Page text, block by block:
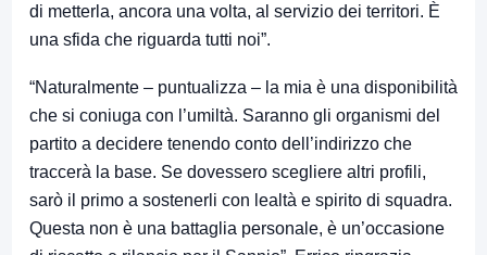
di metterla, ancora una volta, al servizio dei territori. È
una sfida che riguarda tutti noi”.
“Naturalmente – puntualizza – la mia è una disponibilità
che si coniuga con l’umiltà. Saranno gli organismi del
partito a decidere tenendo conto dell’indirizzo che
traccerà la base. Se dovessero scegliere altri profili,
sarò il primo a sostenerli con lealtà e spirito di squadra.
Questa non è una battaglia personale, è un’occasione